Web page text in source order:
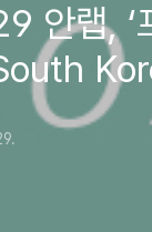
안랩, ‘